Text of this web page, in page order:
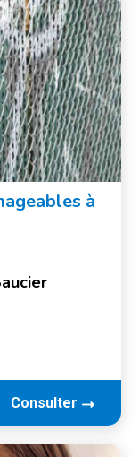
à
Consulter